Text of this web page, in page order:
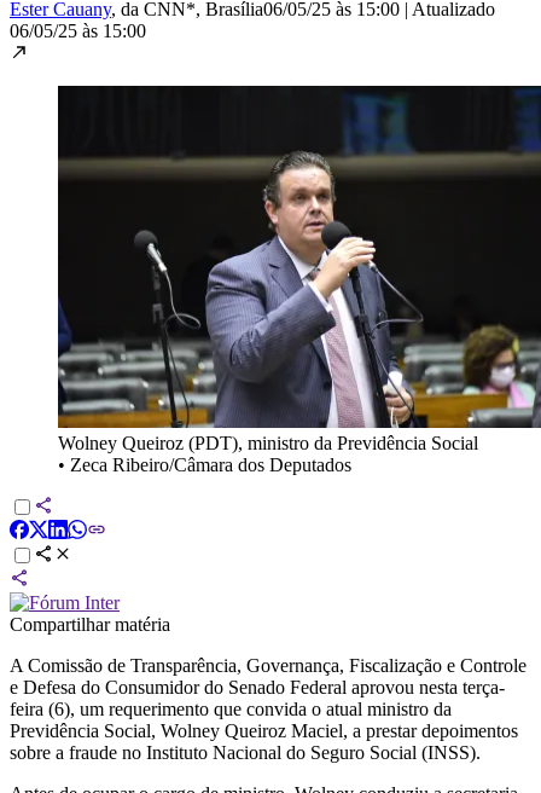
Ester Cauany, da CNN*, Brasília06/05/25 às 15:00 | Atualizado
06/05/25 às 15:00
Wolney Queiroz (PDT), ministro da Previdência Social
• Zeca Ribeiro/Câmara dos Deputados
Compartilhar matéria
A Comissão de Transparência, Governança, Fiscalização e Controle
e Defesa do Consumidor do Senado Federal aprovou nesta terça-
feira (6), um requerimento que convida o atual ministro da
Previdência Social, Wolney Queiroz Maciel, a prestar depoimentos
sobre a fraude no Instituto Nacional do Seguro Social (INSS).